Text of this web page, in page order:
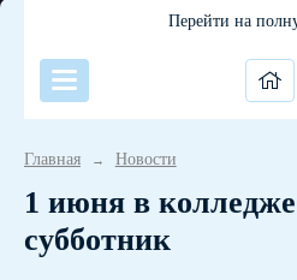
Перейти на
Главная → Новости
1 июня в
субботник